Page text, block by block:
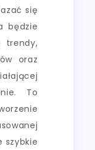
się
będzie
trendy,
oraz
To
szybkie